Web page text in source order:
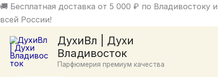
🚚 Бесплатная доставка от 5 000 ₽ по Владивостоку и
всей России!
Перейти
к
ДухиВл | Духи
Владивосток
Парфюмерия премиум качества